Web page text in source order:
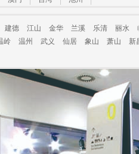
建德 江山 金华 兰溪 乐清 丽水
岭
温州 武义 仙居 象山 萧山 新